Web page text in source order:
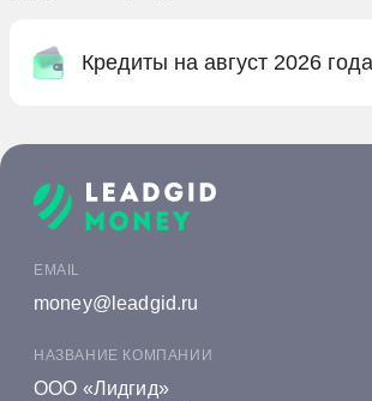
Кредиты на август 2026 года
Онлайн заявка на кредит в
Онлайн заявка на кредит в
Онлайн заявка на кредит в
EMAIL
money@leadgid.ru
НАЗВАНИЕ КОМПАНИИ
ООО «Лидгид»